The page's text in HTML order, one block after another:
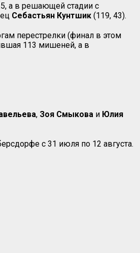
а в решающей стадии с
Себастьян Кунтшик (119, 43).
перестрелки (финал в этом
113 мишеней, а в
, Зоя Смыкова и Юлия
с 31 июля по 12 августа.